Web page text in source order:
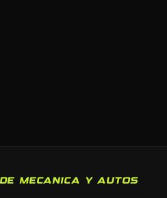
MECANICA Y AUTOS